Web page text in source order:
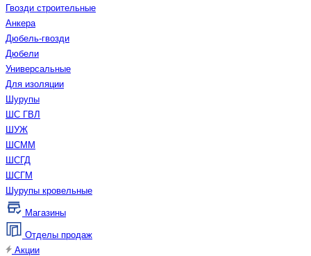
Гвозди строительные
Анкера
Дюбель-гвозди
Дюбели
Универсальные
Для изоляции
Шурупы
ШС ГВЛ
ШУЖ
ШСММ
ШСГД
ШСГМ
Шурупы кровельные
Магазины
Отделы продаж
Акции